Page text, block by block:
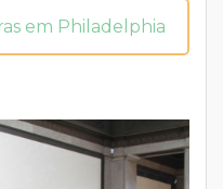
em Philadelphia